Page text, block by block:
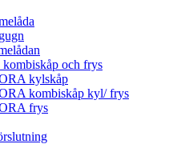
och frys
kylskåp
kombiskåp kyl/ frys
frys